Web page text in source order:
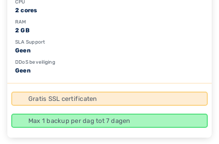
CPU
2 cores
RAM
2 GB
SLA Support
Geen
DDoS beveiliging
Geen
Gratis SSL certificaten
Max 1 backup per dag tot 7 dagen